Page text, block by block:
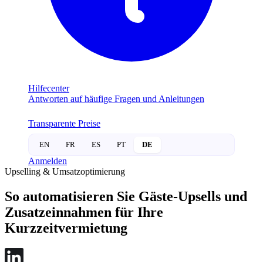
Hilfecenter
Antworten auf häufige Fragen und Anleitungen
Transparente Preise
EN FR ES PT DE
Anmelden
Upselling & Umsatzoptimierung
So automatisieren Sie Gäste-Upsells und
Zusatzeinnahmen für Ihre
Kurzzeitvermietung